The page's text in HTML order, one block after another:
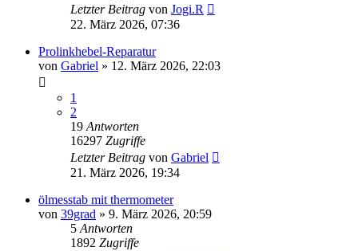
Letzter Beitrag von Jogi.R
22. März 2026, 07:36
Prolinkhebel-Reparatur
von Gabriel » 12. März 2026, 22:03
1
2
19 Antworten
16297 Zugriffe
Letzter Beitrag von Gabriel
21. März 2026, 19:34
ölmesstab mit thermometer
von 39grad » 9. März 2026, 20:59
5 Antworten
1892 Zugriffe